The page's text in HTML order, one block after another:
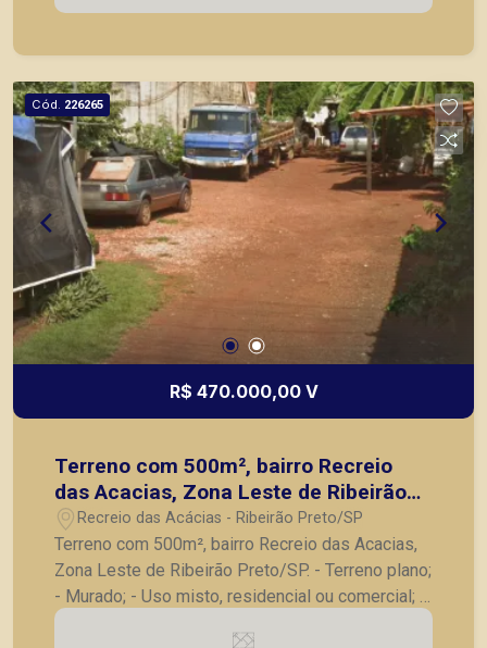
Cód. 226265
R$ 470.000,00 V
Terreno com 500m², bairro Recreio
das Acacias, Zona Leste de Ribeirão
Preto/SP.
Recreio das Acácias - Ribeirão Preto/SP
Terreno com 500m², bairro Recreio das Acacias,
Zona Leste de Ribeirão Preto/SP. - Terreno plano;
- Murado; - Uso misto, residencial ou comercial; -
Excelente localização. A Piramid tem como